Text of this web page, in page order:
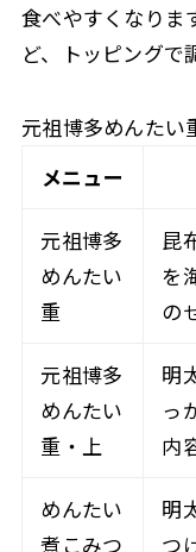
食べやすくなりま
ど、トッピングで
元祖博多めんたい
メニュー
元祖博多
めんたい
重
昆
を
の
元祖博多
めんたい
重・上
明
っ
内
めんたい
煮こみつ
明
つ